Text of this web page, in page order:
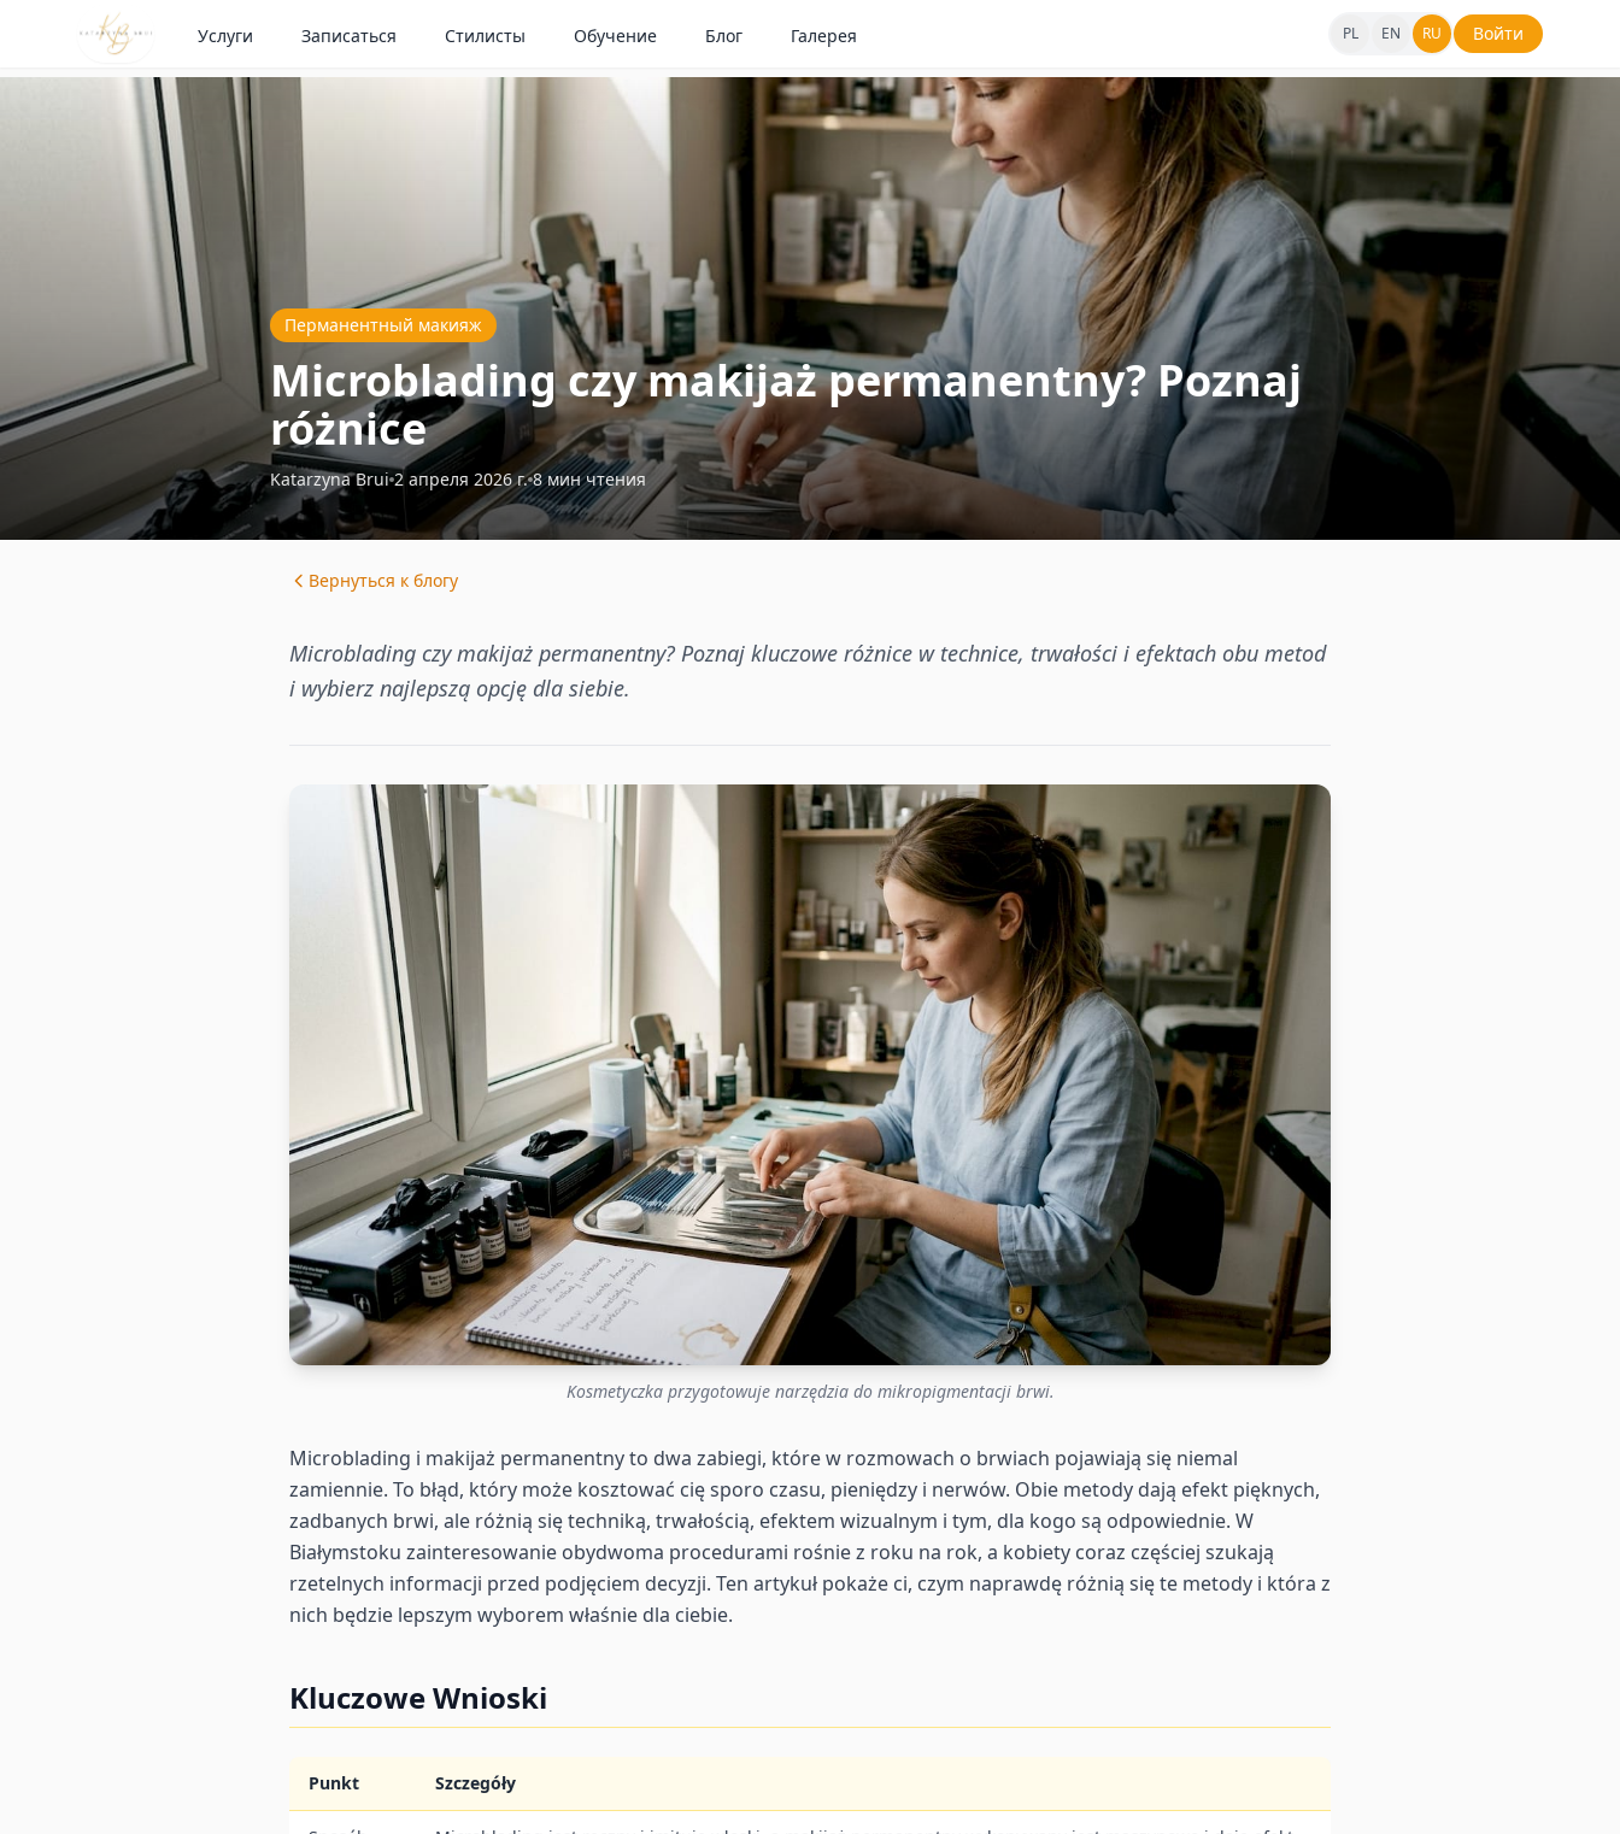
Услуги Записаться Стилисты Обучение Блог Галерея PL EN RU Войти
Перманентный макияж
Microblading czy makijaż permanentny? Poznaj
różnice
Katarzyna Brui 2 апреля 2026 г. 8 мин чтения
Вернуться к блогу
Microblading czy makijaż permanentny? Poznaj kluczowe różnice w technice, trwałości i efektach obu metod
i wybierz najlepszą opcję dla siebie.
Kosmetyczka przygotowuje narzędzia do mikropigmentacji brwi.
Microblading i makijaż permanentny to dwa zabiegi, które w rozmowach o brwiach pojawiają się niemal
zamiennie. To błąd, który może kosztować cię sporo czasu, pieniędzy i nerwów. Obie metody dają efekt pięknych,
zadbanych brwi, ale różnią się techniką, trwałością, efektem wizualnym i tym, dla kogo są odpowiednie. W
Białymstoku zainteresowanie obydwoma procedurami rośnie z roku na rok, a kobiety coraz częściej szukają
rzetelnych informacji przed podjęciem decyzji. Ten artykuł pokaże ci, czym naprawdę różnią się te metody i która z
nich będzie lepszym wyborem właśnie dla ciebie.
Kluczowe Wnioski
Punkt Szczegóły